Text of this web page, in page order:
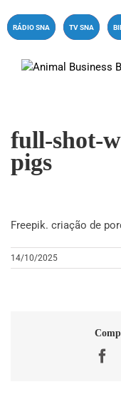
paraRÁDIO SNA TV SNA
full-shot-
pigs
Freepik. criação de
14/10/2025